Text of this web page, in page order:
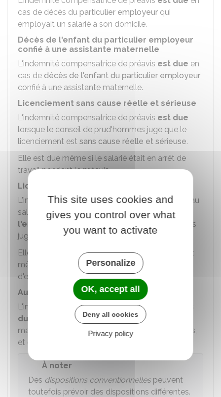
cas de décès du particulier employeur qui
employait un salarié à son domicile.
Décès de l'enfant du particulier employeur
confié à une assistante maternelle
L'indemnité compensatrice de préavis est due en
cas de décès de l'enfant du particulier employeur
confié à une assistante maternelle.
Licenciement sans cause réelle et sérieuse
L'indemnité compensatrice de préavis est due
lorsque le conseil de prud'hommes juge que le
licenciement est sans cause réelle et sérieuse.
Elle est due même si le salarié était en arrêt de
travail pendant le préavis.
Licenciement nul
L'indemnité compensatrice de préavisest due
au
salarié quirefuse sa réintégration dans
l'entreprise,
lorsque le conseil de prud'hommes
juge que le licenciement est nul.
Elle est due quelque soit le motif de la rupture et
même si le salarié était dans l'impossibilité
d'effectuer son préavis.
Autres cas
L'indemnité compensatrice de préavis
n'est pas
due
quand le salarié est incarcéré, est en arrêt
maladie ou en congé parental pendant le préavis,
et qu'il n'en est pas dispensé par l'employeur.
À noter
Des dispositions conventionnellespeuvent
toutefois prévoir des dispositions différentes.
This site uses cookies and
gives you control over what
you want to activate
Personalize
OK, accept all
Deny all cookies
Privacy policy